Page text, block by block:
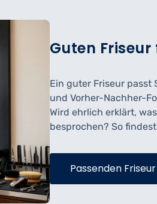
Guten
Ein guter Friseur passt
und Vorher-Nachher-
Wird ehrlich erklärt,
besprochen? So
Passenden